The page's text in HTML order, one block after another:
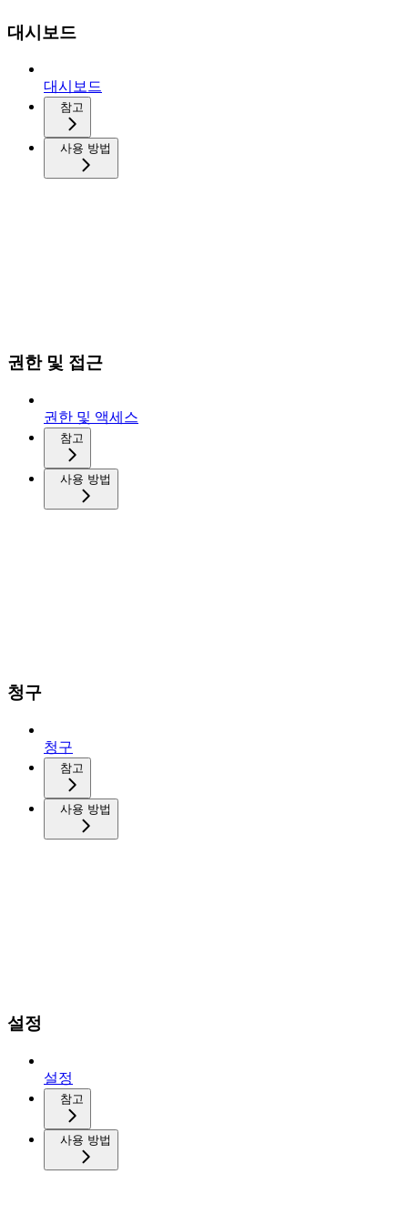
대시보드
대시보드
참고
사용 방법
권한 및 접근
권한 및 액세스
참고
사용 방법
청구
청구
참고
사용 방법
설정
설정
참고
사용 방법